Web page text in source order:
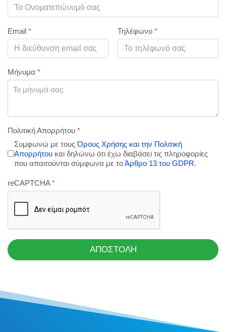
Email * Τηλέφωνο *
Μήνυμα *
Πολιτική Απορρήτου *
Συμφωνώ με τουςΌρους Χρήσης και την Πολιτική
Απορρήτου και δηλώνω ότι έχω διαβάσει τις πληροφορίες
που απαιτούνται σύμφωνα με τοΆρθρο 13 του GDPR.
reCAPTCHA*
ΑΠΟΣΤΟΛΗ